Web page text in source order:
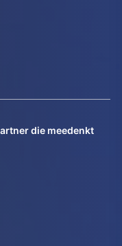
die meedenkt